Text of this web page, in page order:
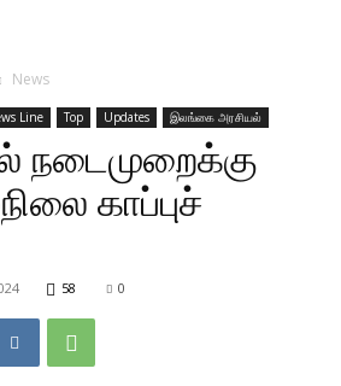
News
Line Top Updates இலங்கை அரசியல்
நடைமுறைக்கு
காப்புச்
58 0